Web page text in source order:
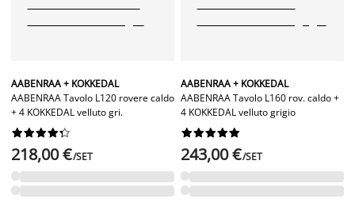
AABENRAA + KOKKEDAL
AABENRAA Tavolo L120 rovere caldo
+ 4 KOKKEDAL velluto gri.






218,00 €/SET
AABENRAA + KOKKEDAL
AABENRAA Tavolo L160 rov. caldo +
4 KOKKEDAL velluto grigio






243,00 €/SET